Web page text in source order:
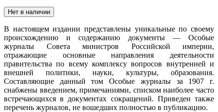
Нет в наличии
В настоящем издании представлены уникальные по своему
происхождению и содержанию документы — Особые
журналы Совета министров Российской империи,
отражающие основные направления деятельности
правительства по всему комплексу вопросов внутренней и
внешней политики, науки, культуры, образования.
Составляющие данный том Особые журналы за 1907 г.
снабжены введением, примечаниями, списком наиболее часто
встречающихся в документах сокращений. Приведен также
перечень журналов, не вошедших полностью в публикацию.